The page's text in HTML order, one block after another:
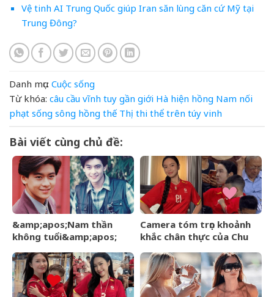
Vệ tinh AI Trung Quốc giúp Iran săn lùng căn cứ Mỹ tại
Trung Đông?
Danh mục: Cuộc sống
Từ khóa: câu cầu vĩnh tuy gần giới Hà hiện hồng Nam nối
phạt sống sông hồng thế Thị thi thể trên túy vinh
Bài viết cùng chủ đề:
&amp;apos;Nam thần
không tuổi&amp;apos;
nghiêm trọng giờ ra sao?
Camera tóm trọn khoảnh
khắc chân thực của Chu
Đình